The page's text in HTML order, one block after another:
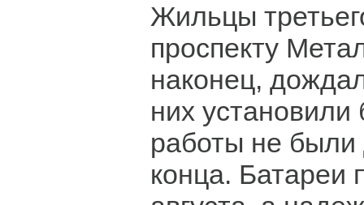
Жильцы
проспекту
наконец,
них
работы не
конца. Батареи